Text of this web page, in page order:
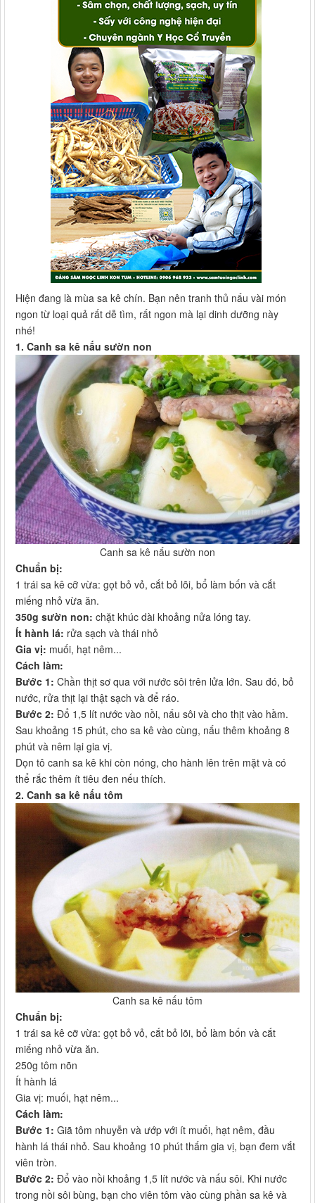
Hiện đang là mùa sa kê chín. Bạn nên tranh thủ nấu vài món
ngon từ loại quả rất dễ tìm, rất ngon mà lại dinh dưỡng này
nhé!
1. Canh sa kê nấu sườn non
Canh sa kê nấu sườn non​
Chuẩn bị:
1 trái sa kê cỡ vừa: gọt bỏ vỏ, cắt bỏ lõi, bổ làm bốn và cắt
miếng nhỏ vừa ăn.
350g sườn non: chặt khúc dài khoảng nửa lóng tay.
Ít hành lá: rửa sạch và thái nhỏ
Gia vị: muối, hạt nêm...
Cách làm:
Bước 1: Chần thịt sơ qua với nước sôi trên lửa lớn. Sau đó, bỏ
nước, rửa thịt lại thật sạch và để ráo.
Bước 2: Đổ 1,5 lít nước vào nồi, nấu sôi và cho thịt vào hầm.
Sau khoảng 15 phút, cho sa kê vào cùng, nấu thêm khoảng 8
phút và nêm lại gia vị.
Dọn tô canh sa kê khi còn nóng, cho hành lên trên mặt và có
thể rắc thêm ít tiêu đen nếu thích.
2. Canh sa kê nấu tôm
Canh sa kê nấu tôm​
Chuẩn bị:
1 trái sa kê cỡ vừa: gọt bỏ vỏ, cắt bỏ lõi, bổ làm bốn và cắt
miếng nhỏ vừa ăn.
250g tôm nõn
Ít hành lá
Gia vị: muối, hạt nêm...
Cách làm:
Bước 1: Giã tôm nhuyễn và ướp với ít muối, hạt nêm, đầu
hành lá thái nhỏ. Sau khoảng 10 phút thấm gia vị, bạn đem vắt
viên tròn.
Bước 2: Đổ vào nồi khoảng 1,5 lít nước và nấu sôi. Khi nước
trong nồi sôi bùng, bạn cho viên tôm vào cùng phần sa kê và